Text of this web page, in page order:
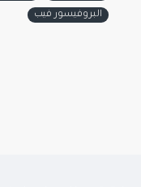
البروفيسور فيب